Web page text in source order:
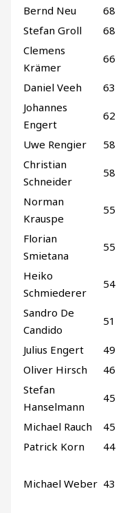
Bernd Neu
68
Stefan Groll
68
Clemens
Krämer
66
Daniel Veeh 63
Johannes
Engert
62
Uwe Rengier 58
Christian
Schneider
58
Norman
Krauspe
55
Florian
Smietana
55
Heiko
Schmiederer
54
Sandro De
Candido
51
Julius Engert 49
Oliver Hirsch
46
Stefan
Hanselmann
45
Michael Rauch 45
Patrick Korn
44
Michael Weber 43